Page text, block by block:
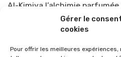
Gérer le
cookies
Pour offrir les meilleures
Al-Kimiya l’alchimie
TOP-PARENTS 6 février 2015